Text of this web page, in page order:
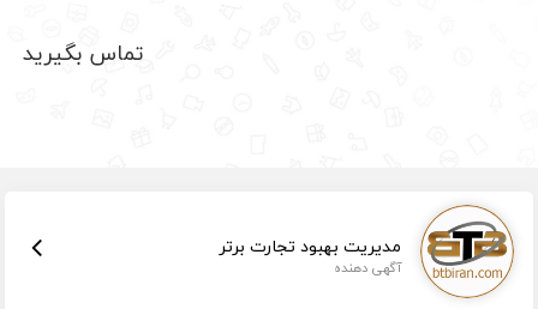
تماس بگیرید
مدیریت بهبود تجارت برتر
آگهی دهنده